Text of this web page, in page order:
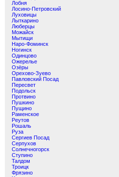
Лобня
Лосино-Петровский
Луховицы
Лыткарино
Люберцы
Можайск
Мытищи
Наро-Фоминск
Ногинск
Одинцово
Ожерелье
Озёры
Орехово-Зуево
Павловский Посад
Пересвет
Подольск
Протвино
Пушкино
Пущино
Раменское
Реутов
Рошаль
Руза
Сергиев Посад
Серпухов
Солнечногорск
Ступино
Талдом
Троицк
Фрязино